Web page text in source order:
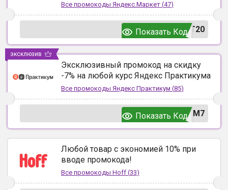
Все промокоды Яндекс.Маркет (47)
T20
Показать Код
Эксклюзивный промокод на скидку
-7% на любой курс Яндекс Практикума
Все промокоды Яндекс Практикум (85)
UM7
Показать Код
эксклюзив
Любой товар с экономией 10% при
вводе промокода!
Все промокоды Hoff (33)